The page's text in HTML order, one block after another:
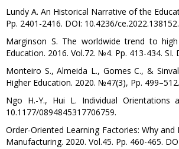
Lundy A. An Historical Narrative of the
Pp. 2401-2416. DOI: 10.4236/ce.2022.138152.
Marginson S. The worldwide trend to
Education. 2016. Vol.72. №4. Pp. 413-434.
Monteiro S., Almeida L., Gomes C., &
Higher Education. 2020. №47(3), Pp.
Ngo H.-Y., Hui L. Individual
10.1177/0894845317706759.
Order-Oriented Learning Factories: Why
Manufacturing. 2020. Vol.45. Pp. 460-465.